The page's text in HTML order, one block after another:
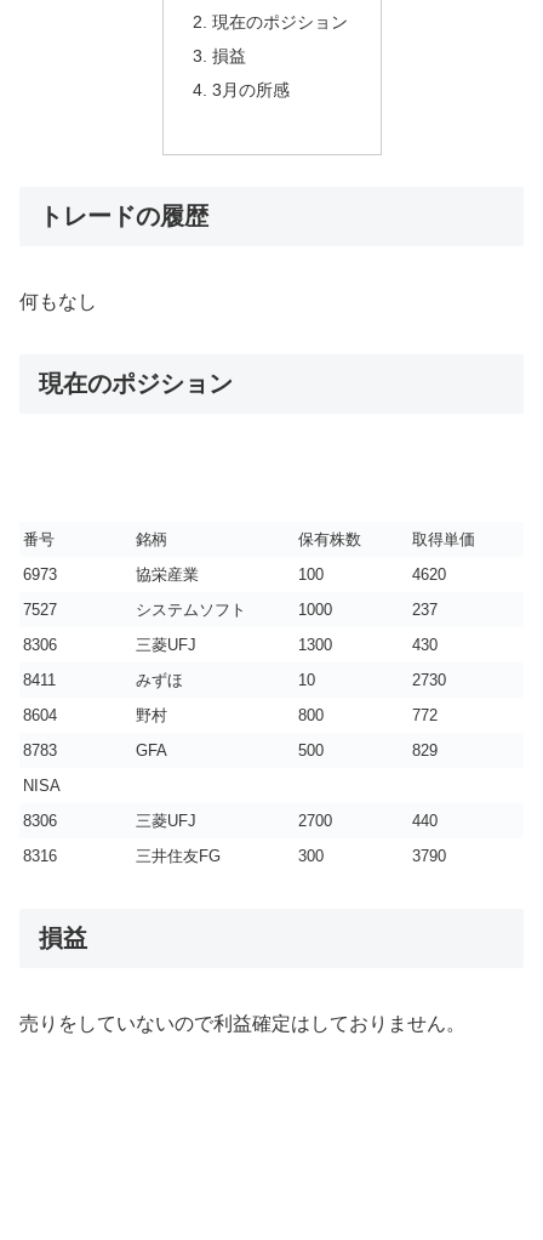
現在のポジション
損益
3月の所感
トレードの履歴
何もなし
現在のポジション
番号 銘柄 保有株数
取得単価
6973
協栄産業 100
4620
7527
システムソフト 1000
237
8306
三菱UFJ 1300
430
8411
みずほ 10
2730
8604
野村 800
772
8783
GFA 500
829
NISA
8306
三菱UFJ 2700
440
8316
三井住友FG 300 3790
損益
売りをしていないので利益確定はしておりません。